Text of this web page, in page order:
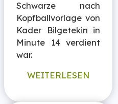
Schwarze nach
Kopfballvorlage von
Kader Bilgetekin in
Minute 14 verdient
war.
WEITERLESEN